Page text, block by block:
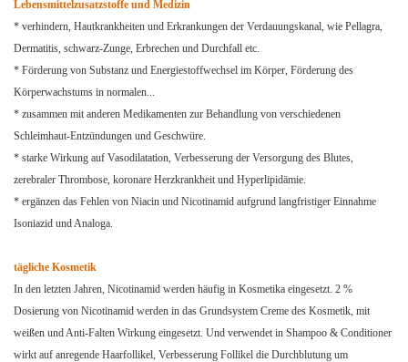
Lebensmittelzusatzstoffe und Medizin
* verhindern, Hautkrankheiten und Erkrankungen der Verdauungskanal, wie Pellagra,
Dermatitis, schwarz-Zunge, Erbrechen und Durchfall etc.
* Förderung von Substanz und Energiestoffwechsel im Körper, Förderung des
Körperwachstums in normalen...
* zusammen mit anderen Medikamenten zur Behandlung von verschiedenen
Schleimhaut-Entzündungen und Geschwüre.
* starke Wirkung auf Vasodilatation, Verbesserung der Versorgung des Blutes,
zerebraler Thrombose, koronare Herzkrankheit und Hyperlipidämie.
* ergänzen das Fehlen von Niacin und Nicotinamid aufgrund langfristiger Einnahme
Isoniazid und Analoga.
tägliche Kosmetik
In den letzten Jahren, Nicotinamid werden häufig in Kosmetika eingesetzt. 2 %
Dosierung von Nicotinamid werden in das Grundsystem Creme des Kosmetik, mit
weißen und Anti-Falten Wirkung eingesetzt. Und verwendet in Shampoo & Conditioner
wirkt auf anregende Haarfollikel, Verbesserung Follikel die Durchblutung um